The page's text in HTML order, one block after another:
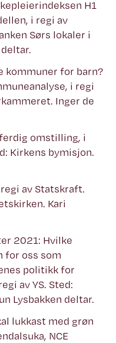
H1
i regi av
Sørs lokaler i
kommuner for barn?
i regi
Inger de
omstilling, i
Kirkens bymisjon.
av Statskraft.
Kari
2021: Hvilke
for oss som
politikk for
av YS. Sted:
Lysbakken deltar.
lukkast med grøn
NCE